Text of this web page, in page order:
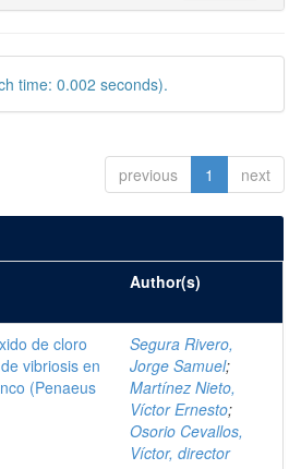
time: 0.002 seconds).
previous 1 next
Author(s)
de cloro
vibriosis en
(Penaeus
Segura Rivero,
Jorge Samuel;
Martínez Nieto,
Víctor Ernesto;
Osorio Cevallos,
Víctor, director